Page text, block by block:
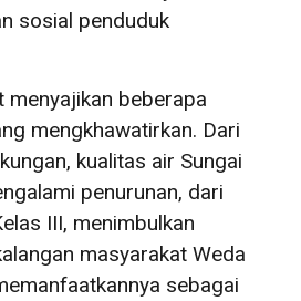
sosial penduduk
menyajikan beberapa
mengkhawatirkan. Dari
kualitas air Sungai
penurunan, dari
III, menimbulkan
masyarakat Weda
sebagai